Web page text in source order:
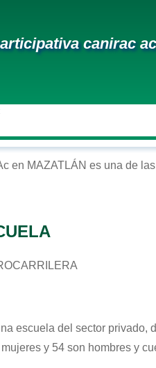
canirac ac
en MAZATLÁN es una de
escuela del sector privado,
y 54 son hombres y